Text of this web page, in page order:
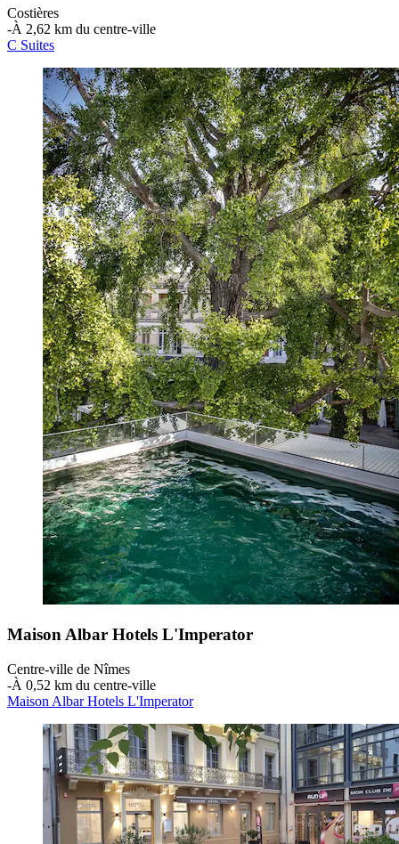
Costières
‐À 2,62 km du centre-ville
C Suites
Maison Albar Hotels L'Imperator
Centre-ville de Nîmes
‐À 0,52 km du centre-ville
Maison Albar Hotels L'Imperator